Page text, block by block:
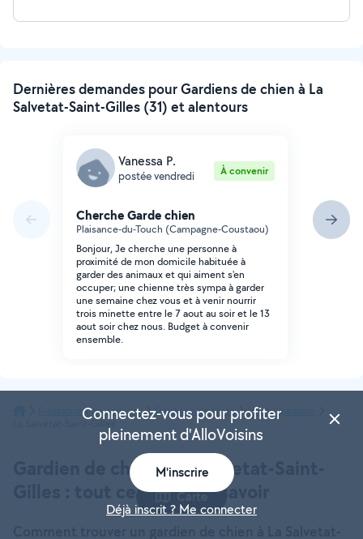
Dernières demandes pour Gardiens de chien à La
Salvetat-Saint-Gilles (31) et alentours
Vanessa P.
postée vendredi À convenir
Cherche Garde chien
Plaisance-du-Touch (Campagne-Coustaou)
Bonjour, Je cherche une personne à
proximité de mon domicile habituée à
garder des animaux et qui aiment s'en
occuper; une chienne très sympa à garder
une semaine chez vous et à venir nourrir
trois minette entre le 7 aout au soir et le 13
aout soir chez nous. Budget à convenir
ensemble.
Prestations de services Gardiens de chien
Haute-garonne
La Salvetat-Saint-Gilles
Gardien de chien à La Salvetat-Saint-
Gilles : tout ce qu’il faut savoir
Carte
Connectez-vous pour profiter
pleinement d'AlloVoisins
M'inscrire
Déjà inscrit ? Me connecter